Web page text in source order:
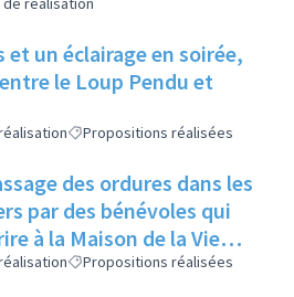
et un éclairage en soirée,
le Loup Pendu et
Propositions réalisées
des ordures dans les
par des bénévoles qui
à la Maison de la Vie
Propositions réalisées